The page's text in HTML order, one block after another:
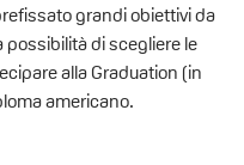
grandi obiettivi da
possibilità di scegliere le
alla Graduation (in
americano.